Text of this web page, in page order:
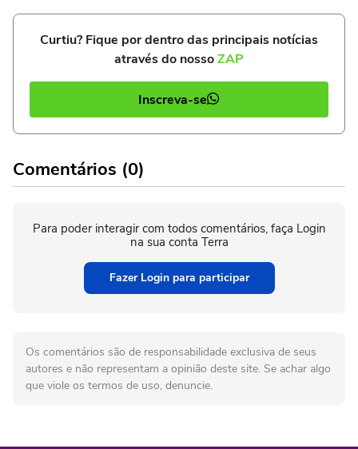
Curtiu? Fique por dentro das principais notícias
através do nossoZAP
Inscreva-se
Comentários (0)
Para poder interagir com todos comentários, faça Login
na sua conta Terra
Fazer Login para participar
Os comentários são de responsabilidade exclusiva de seus
autores e não representam a opinião deste site. Se achar algo
que viole os termos de uso, denuncie.